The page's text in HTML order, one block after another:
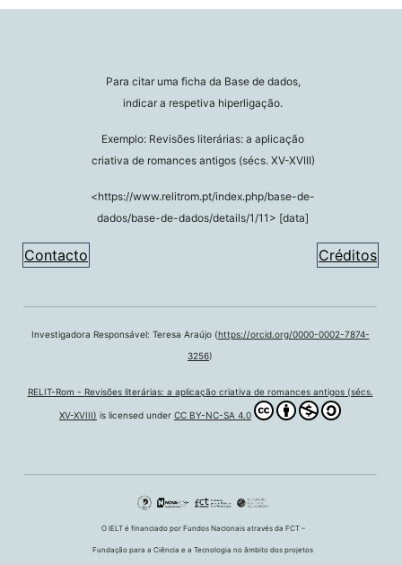
Para citar uma ficha da Base de dados,
indicar a respetiva hiperligação.
Exemplo: Revisões literárias: a aplicação
criativa de romances antigos (sécs. XV-XVIII)
<https://www.relitrom.pt/index.php/base-de-
dados/base-de-dados/details/1/11> [data]
Contacto Créditos
Investigadora Responsável: Teresa Araújo (https://orcid.org/0000-0002-7874-
3256)
RELIT-Rom - Revisões literárias: a aplicação criativa de romances antigos (sécs.
XV-XVIII) is licensed under CC BY-NC-SA 4.0
O IELT é financiado por Fundos Nacionais através da FCT –
Fundação para a Ciência e a Tecnologia no âmbito dos projetos